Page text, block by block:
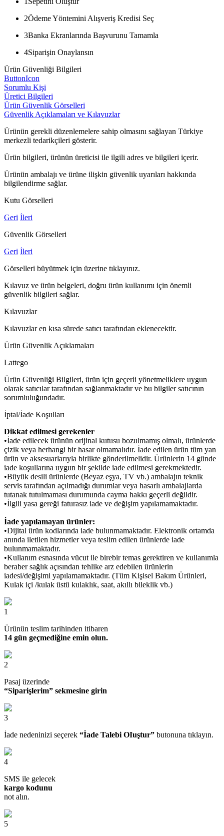
2Ödeme Yöntemini Alışveriş Kredisi Seç
3Banka Ekranlarında Başvurunu Tamamla
4Siparişin Onaylansın
Ürün Güvenliği Bilgileri
ButtonIcon
Sorumlu Kişi
Üretici Bilgileri
Ürün Güvenlik Görselleri
Güvenlik Açıklamaları ve Kılavuzlar
Ürünün gerekli düzenlemelere sahip olmasını sağlayan Türkiye
merkezli tedarikçileri gösterir.
Ürün bilgileri, ürünün üreticisi ile ilgili adres ve bilgileri içerir.
Ürünün ambalajı ve ürüne ilişkin güvenlik uyarıları hakkında
bilgilendirme sağlar.
Kutu Görselleri
Geri İleri
Güvenlik Görselleri
Geri İleri
Görselleri büyütmek için üzerine tıklayınız.
Kılavuz ve ürün belgeleri, doğru ürün kullanımı için önemli
güvenlik bilgileri sağlar.
Kılavuzlar
Kılavuzlar en kısa sürede satıcı tarafından eklenecektir.
Ürün Güvenlik Açıklamaları
Lattego
Ürün Güvenliği Bilgileri, ürün için geçerli yönetmeliklere uygun
olarak satıcılar tarafından sağlanmaktadır ve bu bilgiler satıcının
sorumluluğundadır.
İptal/İade Koşulları
Dikkat edilmesi gerekenler
•İade edilecek ürünün orijinal kutusu bozulmamış olmalı, ürünlerde
çizik veya herhangi bir hasar olmamalıdır. İade edilen ürün tüm yan
ürün ve aksesuarlarıyla birlikte gönderilmelidir. Ürünlerin 14 günde
iade koşullarına uygun bir şekilde iade edilmesi gerekmektedir.
•Büyük desili ürünlerde (Beyaz eşya, TV vb.) ambalajın teknik
servis tarafından açılmadığı durumlar veya hasarlı ambalajlarda
tutanak tutulmaması durumunda cayma hakkı geçerli değildir.
•İlgili yasa gereği faturasız iade ve değişim yapılamamaktadır.
İade yapılamayan ürünler:
•Dijital ürün kodlarında iade bulunmamaktadır. Elektronik ortamda
anında iletilen hizmetler veya teslim edilen ürünlerde iade
bulunmamaktadır.
•Kullanım esnasında vücut ile birebir temas gerektiren ve kullanımla
beraber sağlık açısından tehlike arz edebilen ürünlerin
iadesi/değişimi yapılamamaktadır. (Tüm Kişisel Bakım Ürünleri,
Kulak içi /kulak üstü kulaklık, saat, akıllı bileklik vb.)
1
Ürünün teslim tarihinden itibaren
14 gün geçmediğine emin olun.
2
Pasaj üzerinde
“Siparişlerim” sekmesine girin
3
İade nedeninizi seçerek “İade Talebi OIuştur” butonuna tıklayın.
4
SMS ile gelecek
kargo kodunu
not alın.
5